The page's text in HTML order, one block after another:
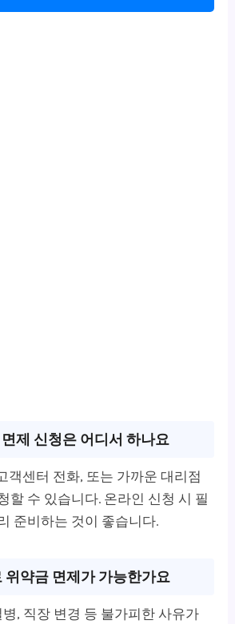
면제 신청은 어디서 하나요
객센터 전화, 또는 가까운 대리점
할 수 있습니다. 온라인 신청 시 필
준비하는 것이 좋습니다.
위약금 면제가 가능한가요
, 직장 변경 등 불가피한 사유가